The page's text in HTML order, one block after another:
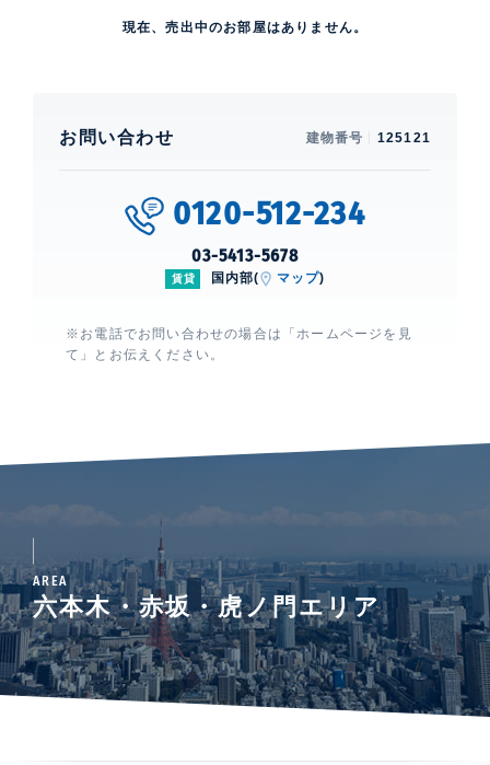
現在、売出中のお部屋はありません。
お問い合わせ 建物番号 125121
0120-512-234
03-5413-5678
賃貸 国内部( マップ)
※お電話でお問い合わせの場合は「ホームページを見
て」とお伝えください。
AREA
六本木・赤坂・虎ノ門エリア